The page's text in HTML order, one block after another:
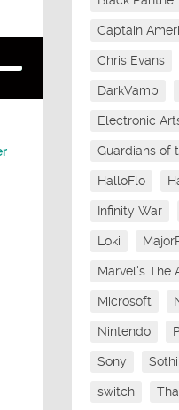
Captain
Chris Evans
DarkVamp
Electronic
Guardians of
HalloFlo
Infinity War
Loki
Marvel's The
Microsoft
Nintendo
Sony Sothi
switch